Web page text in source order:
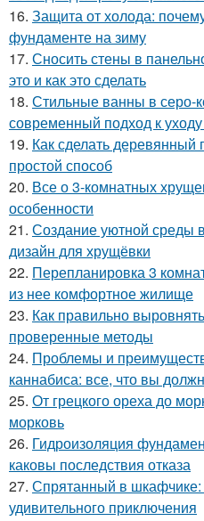
16. Защита от холода:
фундаменте на зиму
17. Сносить стены в
это и как это сделать
18. Стильные ванны в серо-
современный подход к
19. Как сделать деревянный
простой способ
20. Все о 3-комнатных
особенности
21. Создание уютной среды
дизайн для хрущёвки
22. Перепланировка 3
из нее комфортное жилище
23. Как правильно
проверенные методы
24. Проблемы и
каннабиса: все, что вы
25. От грецкого ореха до
морковь
26. Гидроизоляция
каковы последствия отказа
27. Спрятанный в шкафчике:
удивительного приключения